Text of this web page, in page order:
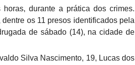
durante a prática dos crimes.
os 11 presos identificados pela
de sábado (14), na cidade de
Silva Nascimento, 19, Lucas dos